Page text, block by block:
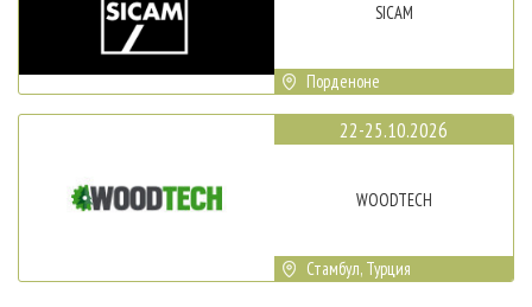
SICAM
Порденоне
22-25.10.2026
WOODTECH
Стамбул, Турция